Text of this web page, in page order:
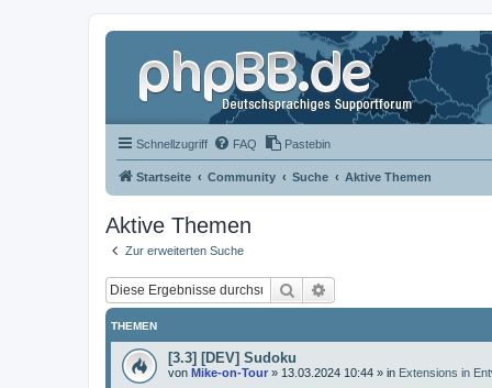
Schnellzugriff FAQ Pastebin
Startseite Community Suche Aktive Themen
Aktive Themen
Zur erweiterten Suche
Suche
THEMEN
[3.3] [DEV] Sudoku
von Mike-on-Tour » 13.03.2024 10:44 » in Extensions in